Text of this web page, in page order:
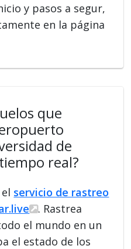
y pasos a segur,
en la página
que
de
real?
servicio de rastreo
. Rastrea
el mundo en un
el estado de los